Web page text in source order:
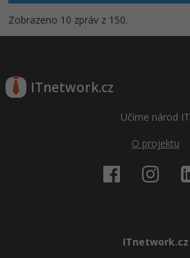
Zobrazeno 10 zpráv z 150.
ITnetwork.cz
Učíme národ IT
O projektu
ITnetwork.cz